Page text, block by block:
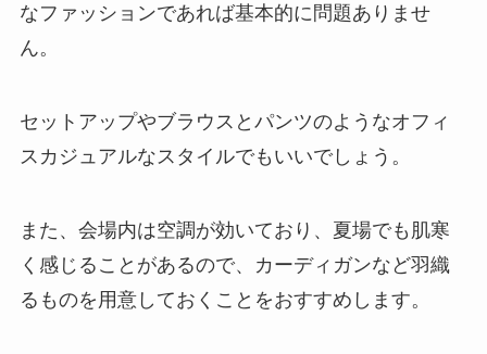
なファッションであれば基本的に問題ありませ
ん。
セットアップやブラウスとパンツのようなオフィ
スカジュアルなスタイルでもいいでしょう。
また、会場内は空調が効いており、夏場でも肌寒
く感じることがあるので、カーディガンなど羽織
るものを用意しておくことをおすすめします。